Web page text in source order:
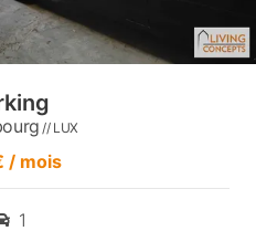
// LUX
/ mois
1